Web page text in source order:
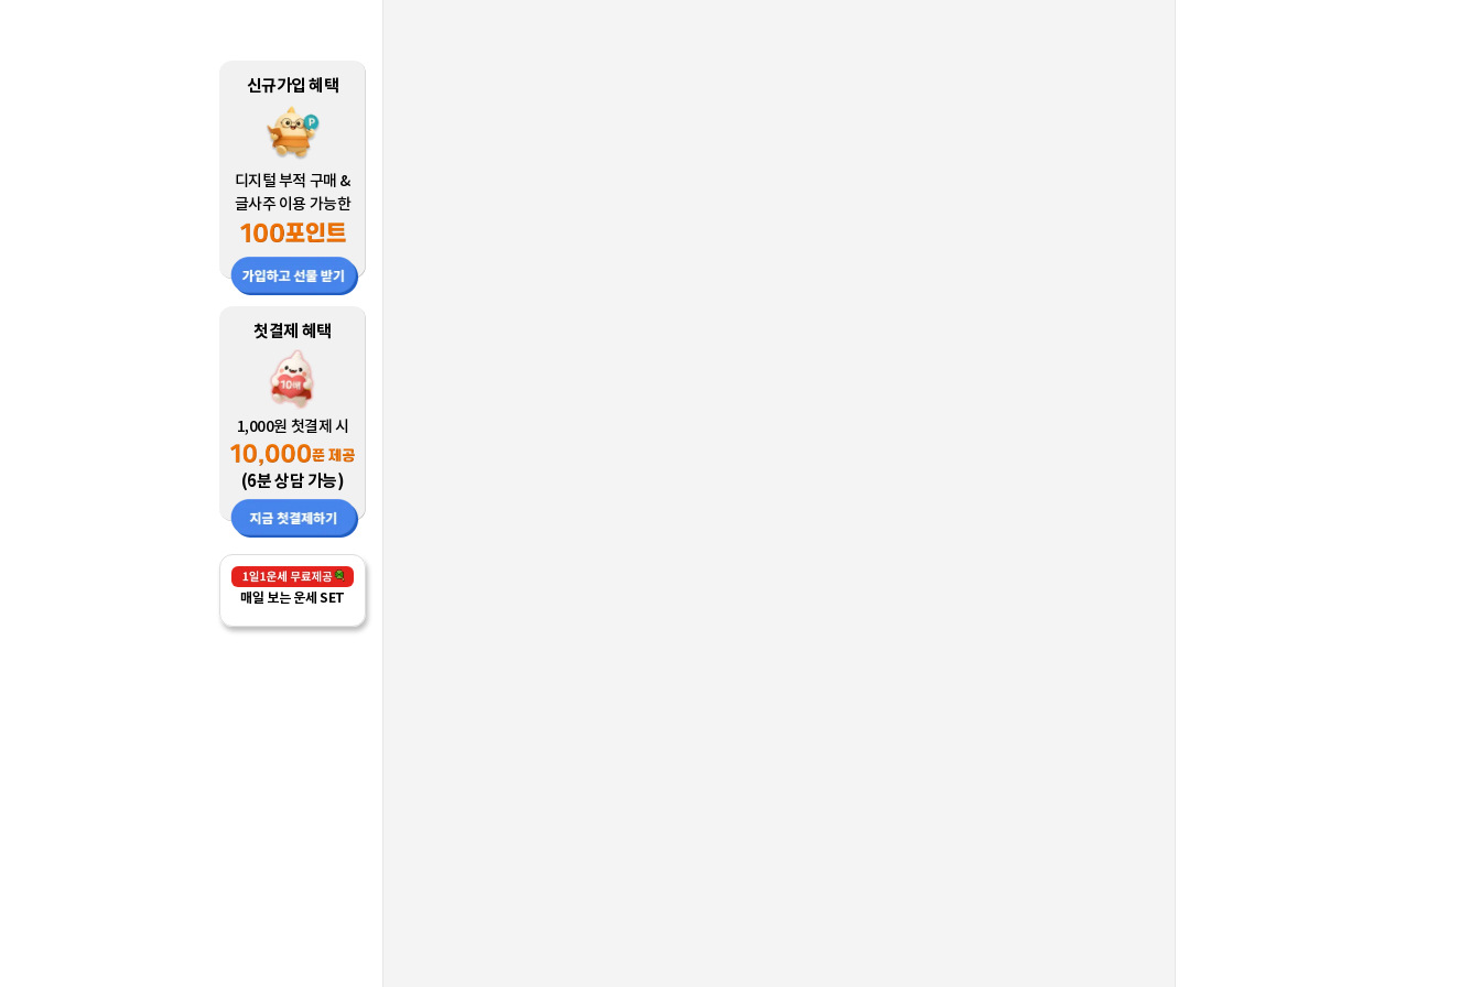
신규가입 혜택
디지털 부적 구매 &
글사주 이용 가능한
첫결제 혜택
1,000원 첫결제 시
(6분 상담 가능)
매일 보는 운세 SET